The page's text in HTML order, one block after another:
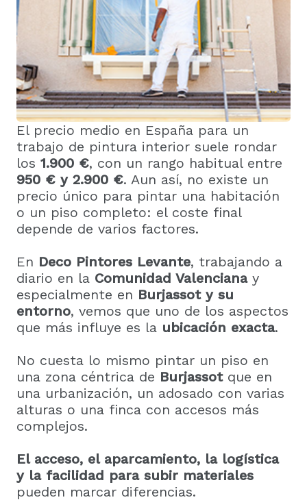
El precio medio en España para un
trabajo de pintura interior suele rondar
los 1.900 €, con un rango habitual entre
950 € y 2.900 €. Aun así, no existe un
precio único para pintar una habitación
o un piso completo: el coste final
depende de varios factores.
En Deco Pintores Levante, trabajando a
diario en la Comunidad Valencianay
especialmente en Burjassoty su
entorno, vemos que uno de los aspectos
que más influye es la ubicación exacta.
No cuesta lo mismo pintar un piso en
una zona céntrica de Burjassotque en
una urbanización, un adosado con varias
alturas o una finca con accesos más
complejos.
El acceso, el aparcamiento, la logística
y la facilidad para subir materiales
pueden marcar diferencias.